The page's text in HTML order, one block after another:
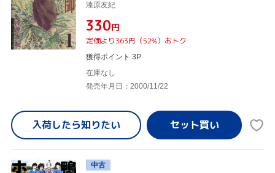
漆原友紀
¥330円
定価より363円（52%）おトク
獲得ポイント 3P
在庫なし
発売年月日：2000/11/22
入荷したら知りたい
中古